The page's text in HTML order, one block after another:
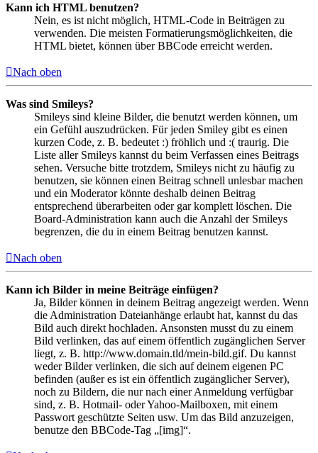
Kann ich HTML benutzen?
Nein, es ist nicht möglich, HTML-Code in Beiträgen zu
verwenden. Die meisten Formatierungsmöglichkeiten, die
HTML bietet, können über BBCode erreicht werden.
Nach oben
Was sind Smileys?
Smileys sind kleine Bilder, die benutzt werden können, um
ein Gefühl auszudrücken. Für jeden Smiley gibt es einen
kurzen Code, z. B. bedeutet :) fröhlich und :( traurig. Die
Liste aller Smileys kannst du beim Verfassen eines Beitrags
sehen. Versuche bitte trotzdem, Smileys nicht zu häufig zu
benutzen, sie können einen Beitrag schnell unlesbar machen
und ein Moderator könnte deshalb deinen Beitrag
entsprechend überarbeiten oder gar komplett löschen. Die
Board-Administration kann auch die Anzahl der Smileys
begrenzen, die du in einem Beitrag benutzen kannst.
Nach oben
Kann ich Bilder in meine Beiträge einfügen?
Ja, Bilder können in deinem Beitrag angezeigt werden. Wenn
die Administration Dateianhänge erlaubt hat, kannst du das
Bild auch direkt hochladen. Ansonsten musst du zu einem
Bild verlinken, das auf einem öffentlich zugänglichen Server
liegt, z. B. http://www.domain.tld/mein-bild.gif. Du kannst
weder Bilder verlinken, die sich auf deinem eigenen PC
befinden (außer es ist ein öffentlich zugänglicher Server),
noch zu Bildern, die nur nach einer Anmeldung verfügbar
sind, z. B. Hotmail- oder Yahoo-Mailboxen, mit einem
Passwort geschützte Seiten usw. Um das Bild anzuzeigen,
benutze den BBCode-Tag „[img]“.